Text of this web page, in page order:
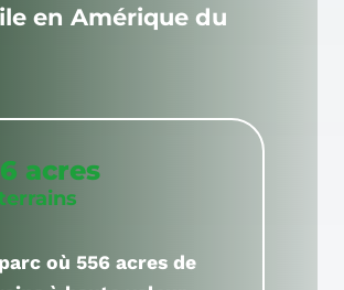
en Amérique du
acres
où 556 acres de